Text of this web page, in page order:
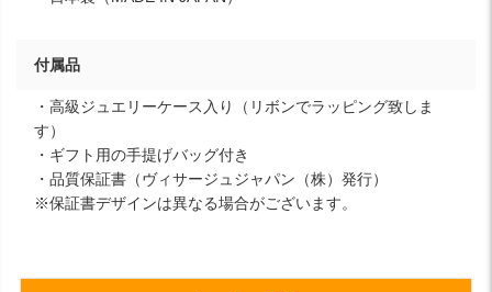
付属品
・高級ジュエリーケース入り（リボンでラッピング致しま
す）
・ギフト用の手提げバッグ付き
・品質保証書（ヴィサージュジャパン（株）発行）
※保証書デザインは異なる場合がございます。